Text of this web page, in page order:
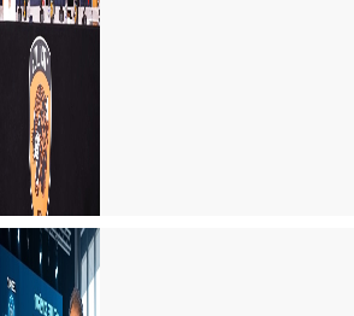
TUR OPERATÖRLERİ PLATFORMU
ACENTACI SAKSIDA YETiŞMiYOR..!
ACENTA YOKSA REHBER DE YOK..!
TURİZMDE ELEMAN YOKTUR SATRANÇ TAŞLARI
VARDIR...
SİYASETE DAVET EDİYORUM
SİGARA YASAĞININ ARKASI GELİR Mİ?